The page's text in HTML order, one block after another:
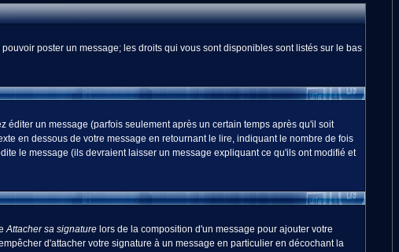
poster un message; les droits qui vous sont disponibles sont listés sur le bas
un message (parfois seulement après un certain temps après qu'il soit
en dessous de votre message en retournant le lire, indiquant le nombre de fois
le message (ils devraient laisser un message expliquant ce qu'ils ont modifié et
Attacher sa signaturelors de la composition d'un message pour ajouter votre
d'attacher votre signature à un message en particulier en décochant la